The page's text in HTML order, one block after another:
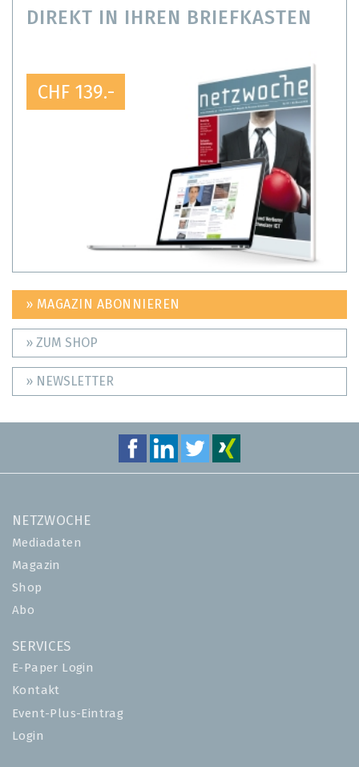
DIREKT IN IHREN BRIEFKASTEN
CHF 139.-
» MAGAZIN ABONNIEREN
» ZUM SHOP
» NEWSLETTER
NETZWOCHE
Mediadaten
Magazin
Shop
Abo
SERVICES
E-Paper Login
Kontakt
Event-Plus-Eintrag
Login